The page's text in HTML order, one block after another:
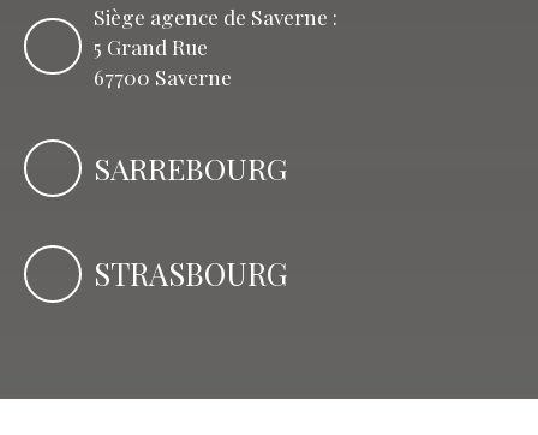
Siège agence de Saverne :
5 Grand Rue
67700 Saverne
SARREBOURG
STRASBOURG